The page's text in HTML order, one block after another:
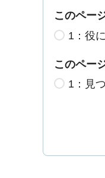
このペー
1：役
このペー
1：見